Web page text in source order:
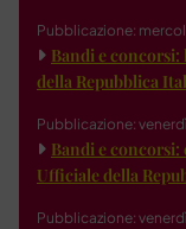
Pubblicazione:
Bandi e
della Repubblica
Pubblicazione:
Bandi e
Ufficiale della
Pubblicazione: